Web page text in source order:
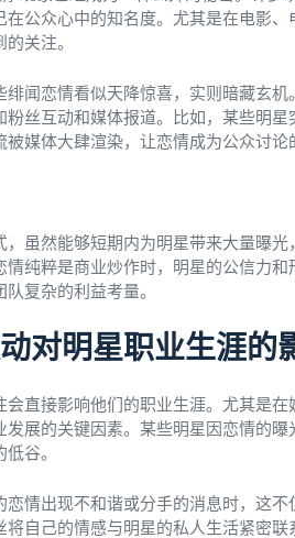
在公众心中的知名度。尤其是在电影
关注。
闻恋情看似天降惊喜，实则暗藏玄
粉丝互动和媒体报道。比如，某些明
媒体大肆渲染，让恋情成为公众讨论
虽然能够短期内为明星带来大量曝
情纯粹是商业炒作时，明星的公信力
复杂的利益考量。
对明星职业生涯的
会直接影响他们的职业生涯。尤其是
发展的关键因素。某些明星因恋情的
谷。
恋情出现不和谐或分手的消息时，这
将自己的情感与明星的私人生活紧密